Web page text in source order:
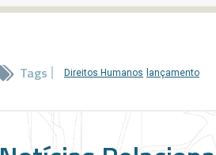
Tags Direitos Humanos lançamento